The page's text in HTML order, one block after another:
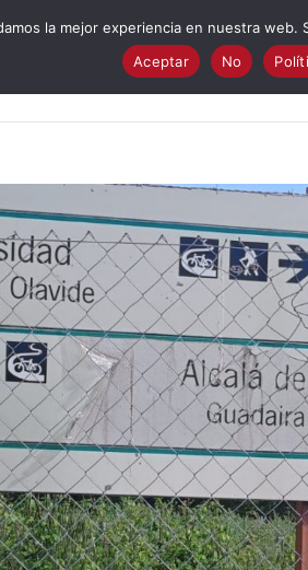
¿Quiénes Somos?
la mejor experiencia en nuestra
Aceptar
No